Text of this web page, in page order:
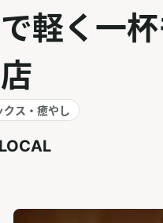
軽く一
クス・癒やし